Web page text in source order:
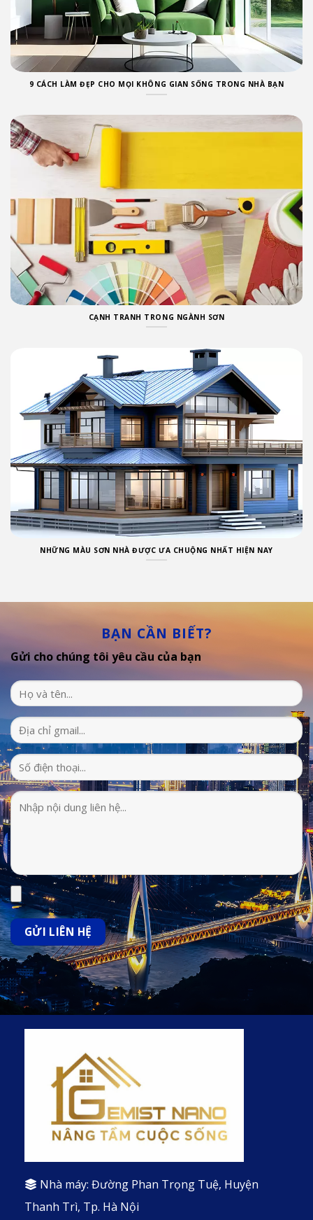
9 CÁCH LÀM ĐẸP CHO MỌI KHÔNG GIAN SỐNG TRONG NHÀ BẠN
CẠNH TRANH TRONG NGÀNH SƠN
NHỮNG MÀU SƠN NHÀ ĐƯỢC ƯA CHUỘNG NHẤT HIỆN NAY
BẠN CẦN BIẾT?
Gửi cho chúng tôi yêu cầu của bạn
Nhà máy: Đường Phan Trọng Tuệ, Huyện
Thanh Trì, Tp. Hà Nội